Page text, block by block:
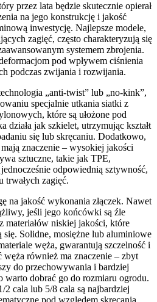
przez lata będzie skutecznie opierał
na jego konstrukcję i jakość
inwestycję. Najlepsze modele,
zagięć, często charakteryzują się
systemem zbrojenia.
pod wpływem ciśnienia
podczas zwijania i rozwijania.
„anti-twist” lub „no-kink”,
specjalnie utkania siatki z
które są ułożone pod
działa jak szkielet, utrzymując kształt
się lub skręcaniu. Dodatkowo,
znaczenie – wysokiej jakości
sztuczne, takie jak TPE,
odpowiednią sztywność,
trwałych zagięć.
na jakość wykonania złączek. Nawet
jeśli jego końcówki są źle
materiałów niskiej jakości, które
się. Solidne, mosiężne lub aluminiowe
węża, gwarantują szczelność i
węża również ma znaczenie – zbyt
do przechowywania i bardziej
warto dobrać go do rozmiaru ogrodu.
cala lub 5/8 cala są najbardziej